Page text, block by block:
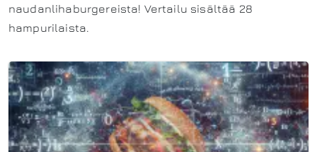
naudanlihaburgereista! Vertailu sisältää 28
hampurilaista.